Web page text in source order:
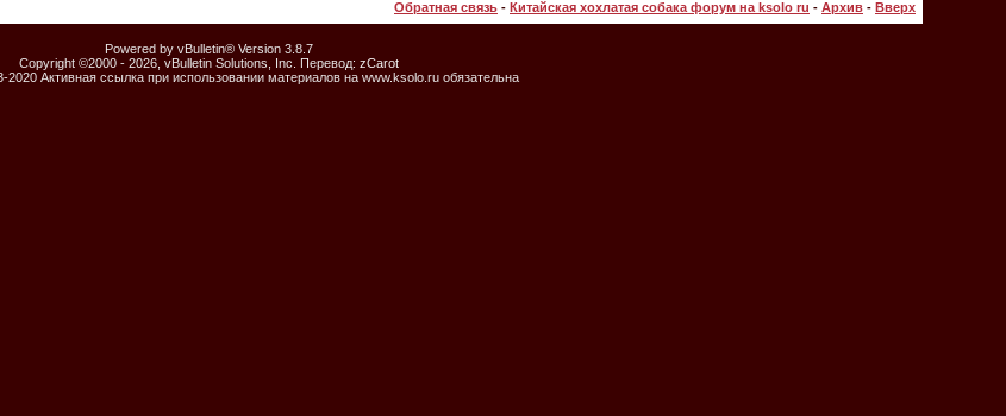
Обратная связь - Китайская хохлатая собака форум на ksolo ru - Архив - Вверх
Powered by vBulletin® Version 3.8.7
Copyright ©2000 - 2026, vBulletin Solutions, Inc. Перевод: zCarot
2020 Активная ссылка при использовании материалов на www.ksolo.ru обязательна